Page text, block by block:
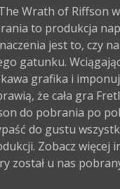
Wrath of Riffson
to produkcja
jest to, czy
gatunku.
grafika i
że cała gra
do pobrania po
do gustu
Zobacz więcej
został u nas